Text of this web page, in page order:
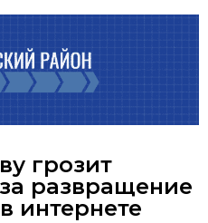
грозит
развращение
интернете